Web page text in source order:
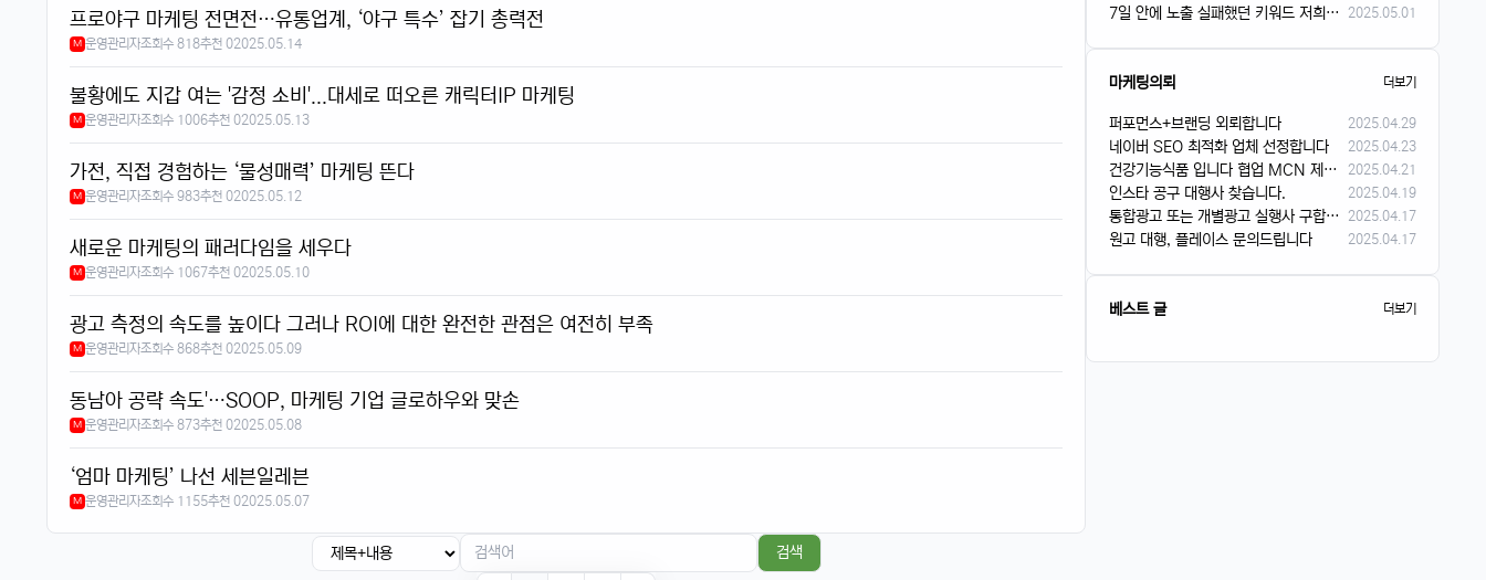
프로야구 마케팅 전면전…유통업계, ‘야구 특수’ 잡기 총력전
M 운영관리자조회수 818추천 02025.05.14
불황에도 지갑 여는 '감정 소비'...대세로 떠오른 캐릭터IP 마케팅
M 운영관리자조회수 1006추천 02025.05.13
가전, 직접 경험하는 ‘물성매력’ 마케팅 뜬다
M 운영관리자조회수 983추천 02025.05.12
새로운 마케팅의 패러다임을 세우다
M 운영관리자조회수 1067추천 02025.05.10
광고 측정의 속도를 높이다 그러나 ROI에 대한 완전한 관점은 여전히 부족
M 운영관리자조회수 868추천 02025.05.09
동남아 공략 속도'…SOOP, 마케팅 기업 글로하우와 맞손
M 운영관리자조회수 873추천 02025.05.08
‘엄마 마케팅’ 나선 세븐일레븐
M 운영관리자조회수 1155추천 02025.05.07
검색
7일 안에 노출 실패했던 키워드 저희가 해결합니다 2025.05.01
마케팅의뢰 더보기
퍼포먼스+브랜딩 외뢰합니다 2025.04.29
네이버 SEO 최적화 업체 선정합니다 2025.04.23
건강기능식품 입니다 협업 MCN 제안 해주셨으면 합니다 2025.04.21
인스타 공구 대행사 찾습니다. 2025.04.19
통합광고 또는 개별광고 실행사 구합니다. 2025.04.17
원고 대행, 플레이스 문의드립니다 2025.04.17
베스트 글 더보기